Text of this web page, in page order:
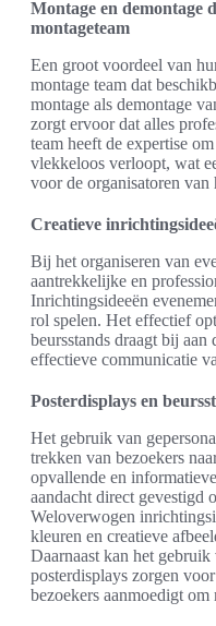
Montage en demontage
montageteam
Een groot voordeel van
montage team dat
montage als demontage
zorgt ervoor dat alles
team heeft de expertise
vlekkeloos verloopt, wat
voor de organisatoren van
Creatieve
Bij het organiseren van
aantrekkelijke en
Inrichtingsideeën
rol spelen. Het effectief
beursstands draagt bij aan
effectieve communicatie
Posterdisplays en
Het gebruik van
trekken van bezoekers
opvallende en
aandacht direct gevestigd
Weloverwogen
kleuren en creatieve
Daarnaast kan het
posterdisplays zorgen
bezoekers aanmoedigt om